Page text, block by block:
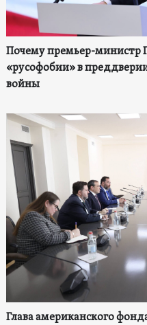
Почему премьер-министр
«русофобии» в
войны
Глава американского